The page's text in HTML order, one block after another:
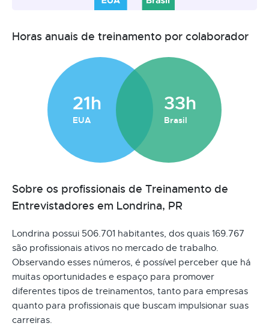
Horas anuais de treinamento por colaborador
21h
EUA
33h
Brasil
Sobre os profissionais de Treinamento de
Entrevistadores em Londrina, PR
Londrina possui 506.701 habitantes, dos quais 169.767
são profissionais ativos no mercado de trabalho.
Observando esses números, é possível perceber que há
muitas oportunidades e espaço para promover
diferentes tipos de treinamentos, tanto para empresas
quanto para profissionais que buscam impulsionar suas
carreiras.